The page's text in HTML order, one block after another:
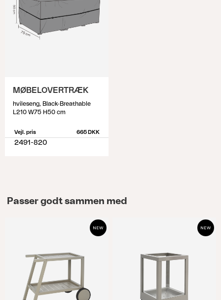
MØBELOVERTRÆK
hvileseng, Black-Breathable
L210 W75 H50 cm
Vejl. pris 665 DKK
2491-820
Passer godt sammen med